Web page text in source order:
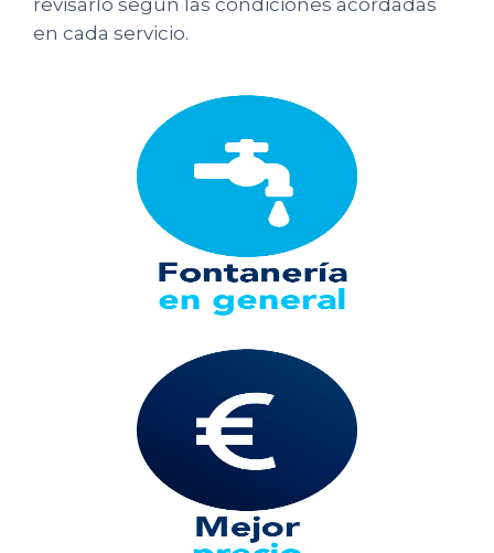
revisarlo según las condiciones acordadas
en cada servicio.